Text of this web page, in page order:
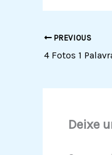
PREVIOUS
4 Fotos 1
Deixe